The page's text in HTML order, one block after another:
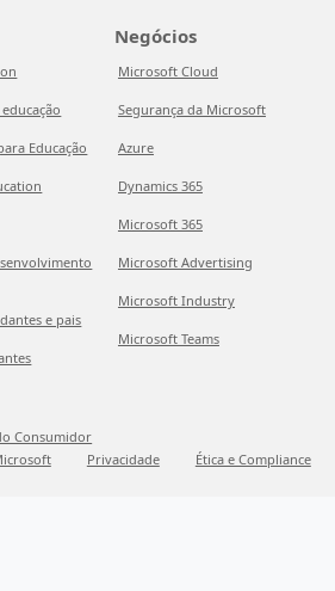
Educação
e pais
Negócios
Microsoft Cloud
Segurança da Microsoft
Azure
Dynamics 365
Microsoft 365
Microsoft Advertising
Microsoft Industry
Microsoft Teams
Consumidor
Privacidade Ética e Compliance